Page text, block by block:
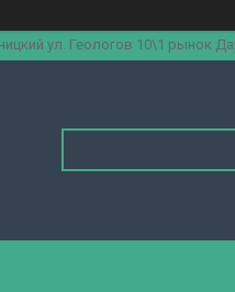
ул. Геологов 10\1 рынок